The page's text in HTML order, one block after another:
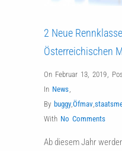
2 Neue
Österreichischen
On Februar 13, 2019,
In News,
By buggy,Öfmav,
With No Comments
Ab diesem Jahr